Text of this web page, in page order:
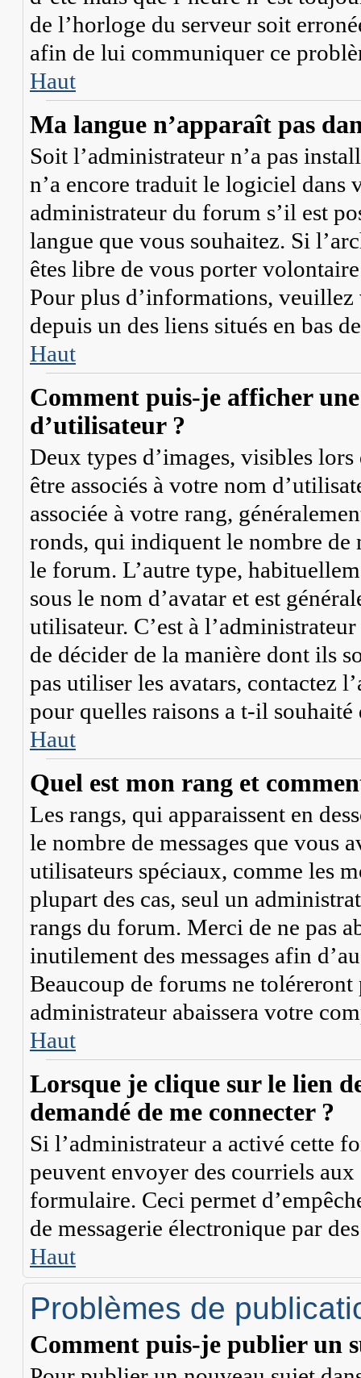
de l’horloge du serveur soit
afin de lui communiquer ce
Haut
Ma langue n’apparaît pas
Soit l’administrateur n’a pas
n’a encore traduit le logiciel dans
administrateur du forum s’il est
langue que vous souhaitez. Si
êtes libre de vous porter
Pour plus d’informations,
depuis un des liens situés en bas
Haut
Comment puis-je afficher
d’utilisateur ?
Deux types d’images, visibles
être associés à votre nom
associée à votre rang,
ronds, qui indiquent le nombre de
le forum. L’autre type,
sous le nom d’avatar et est
utilisateur. C’est à
de décider de la manière dont ils
pas utiliser les avatars, contactez
pour quelles raisons a t-il
Haut
Quel est mon rang et
Les rangs, qui apparaissent en
le nombre de messages que vous
utilisateurs spéciaux, comme les
plupart des cas, seul un
rangs du forum. Merci de ne pas
inutilement des messages afin
Beaucoup de forums ne
administrateur abaissera votre
Haut
Lorsque je clique sur le lien
demandé de me connecter ?
Si l’administrateur a activé cette
peuvent envoyer des courriels
formulaire. Ceci permet
de messagerie électronique par
Haut
Problèmes de
Comment puis-je publier un